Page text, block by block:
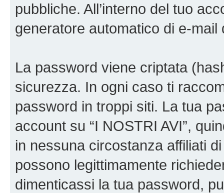
pubbliche. All’interno del tuo
generatore automatico di e-mail
La password viene criptata
sicurezza. In ogni caso ti
password in troppi siti. La tua
account su “I NOSTRI AVI”,
in nessuna circostanza affiliati
possono legittimamente
dimenticassi la tua password,